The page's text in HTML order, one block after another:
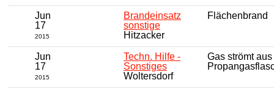
Jun
17
2015
Brandeinsatz
sonstige
Hitzacker
Flächenbrand
Jun
17
2015
Techn. Hilfe -
Sonstiges
Woltersdorf
Gas strömt aus